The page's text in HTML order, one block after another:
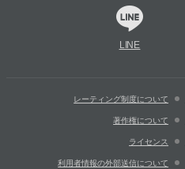
LINE
レーティング制度について
著作権について
ライセンス
利用者情報の外部送信について